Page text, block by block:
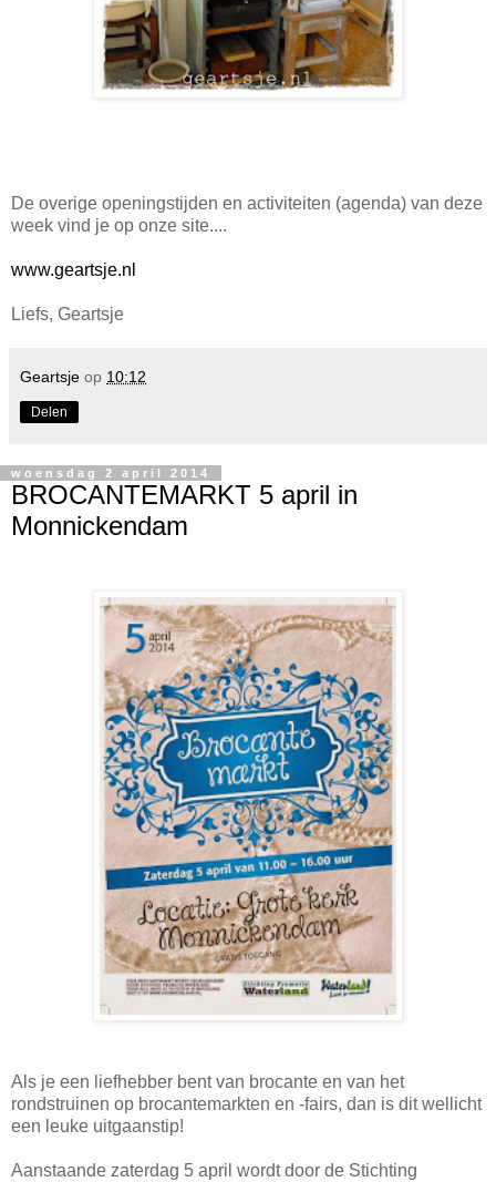
De overige openingstijden en activiteiten (agenda) van deze
week vind je op onze site....
www.geartsje.nl
Liefs, Geartsje
Geartsje op 10:12
Delen
woensdag 2 april 2014
BROCANTEMARKT 5 april in
Monnickendam
Als je een liefhebber bent van brocante en van het
rondstruinen op brocantemarkten en -fairs, dan is dit wellicht
een leuke uitgaanstip!
Aanstaande zaterdag 5 april wordt door de Stichting